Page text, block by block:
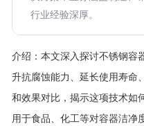
行业经验深厚。
介绍： 本文深入探讨不锈钢容
升抗腐蚀能力、延长使用寿命
和效果对比，揭示这项技术如
用于食品、化工等对容器洁净